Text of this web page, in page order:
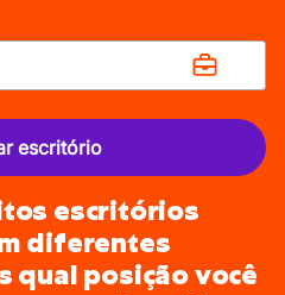
escritório
escritórios
diferentes
qual posição você